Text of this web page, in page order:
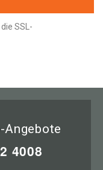
SSL-
Angebote
4008